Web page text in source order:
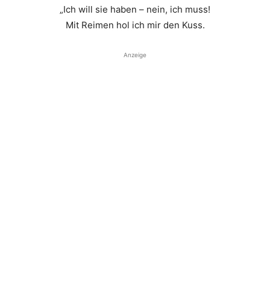
„Ich will sie haben – nein, ich muss!
Mit Reimen hol ich mir den Kuss.
Anzeige